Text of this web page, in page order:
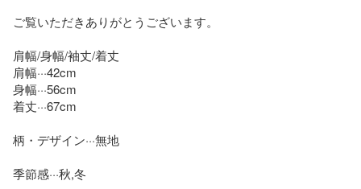
ご覧いただきありがとうございます。
肩幅/身幅/袖丈/着丈
肩幅···42cm
身幅···56cm
着丈···67cm
柄・デザイン···無地
季節感···秋,冬